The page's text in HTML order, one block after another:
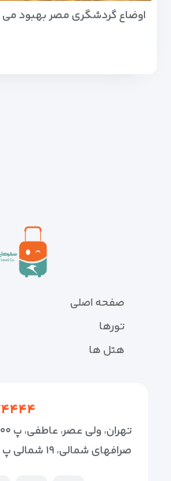
اوضاع گردشگری مصر بهبود می
صفحه اصلی
تورها
هتل ها
صرافهای شمالی، ۱۹ شمالی پ ۲۱